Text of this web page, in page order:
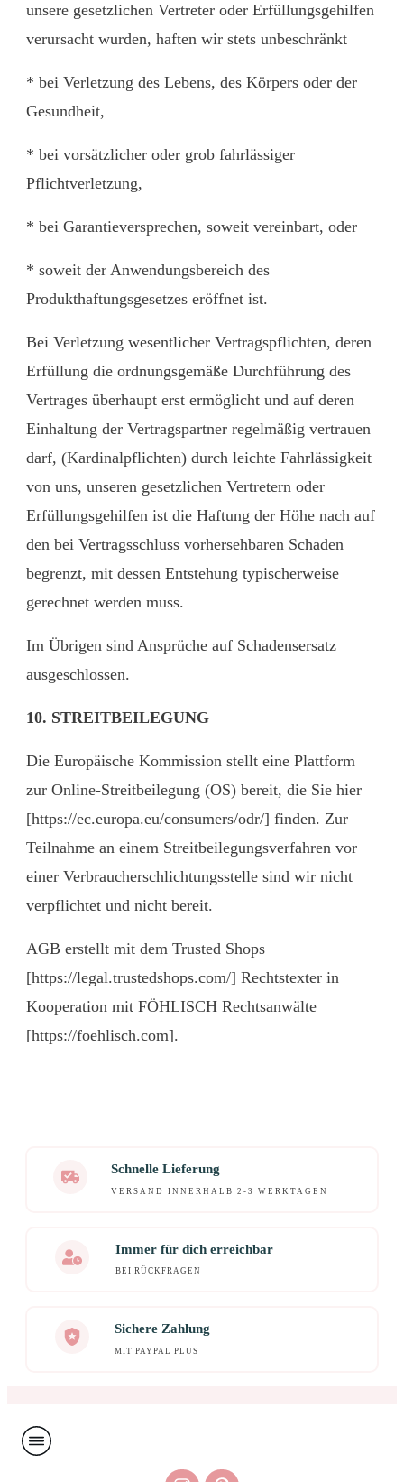
unsere gesetzlichen Vertreter oder Erfüllungsgehilfen
verursacht wurden, haften wir stets unbeschränkt
* bei Verletzung des Lebens, des Körpers oder der
Gesundheit,
* bei vorsätzlicher oder grob fahrlässiger
Pflichtverletzung,
* bei Garantieversprechen, soweit vereinbart, oder
* soweit der Anwendungsbereich des
Produkthaftungsgesetzes eröffnet ist.
Bei Verletzung wesentlicher Vertragspflichten, deren
Erfüllung die ordnungsgemäße Durchführung des
Vertrages überhaupt erst ermöglicht und auf deren
Einhaltung der Vertragspartner regelmäßig vertrauen
darf, (Kardinalpflichten) durch leichte Fahrlässigkeit
von uns, unseren gesetzlichen Vertretern oder
Erfüllungsgehilfen ist die Haftung der Höhe nach auf
den bei Vertragsschluss vorhersehbaren Schaden
begrenzt, mit dessen Entstehung typischerweise
gerechnet werden muss.
Im Übrigen sind Ansprüche auf Schadensersatz
ausgeschlossen.
10. STREITBEILEGUNG
Die Europäische Kommission stellt eine Plattform
zur Online-Streitbeilegung (OS) bereit, die Sie hier
[https://ec.europa.eu/consumers/odr/] finden. Zur
Teilnahme an einem Streitbeilegungsverfahren vor
einer Verbraucherschlichtungsstelle sind wir nicht
verpflichtet und nicht bereit.
AGB erstellt mit dem Trusted Shops
[https://legal.trustedshops.com/] Rechtstexter in
Kooperation mit FÖHLISCH Rechtsanwälte
[https://foehlisch.com].
Schnelle Lieferung
VERSAND INNERHALB 2-3 WERKTAGEN
Immer für dich erreichbar
BEI RÜCKFRAGEN
Sichere Zahlung
MIT PAYPAL PLUS